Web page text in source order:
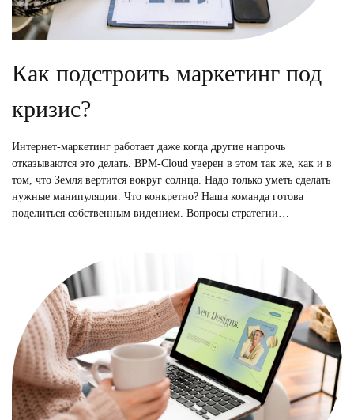
Как подстроить маркетинг под
кризис?
Интернет-маркетинг работает даже когда другие напрочь
отказываются это делать. BPM-Cloud уверен в этом так же, как и в
том, что Земля вертится вокруг солнца. Надо только уметь сделать
нужные манипуляции. Что конкретно? Наша команда готова
поделиться собственным видением. Вопросы стратегии…